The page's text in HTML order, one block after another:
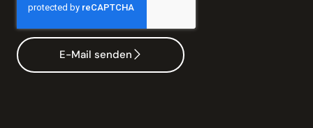
E-Mail senden